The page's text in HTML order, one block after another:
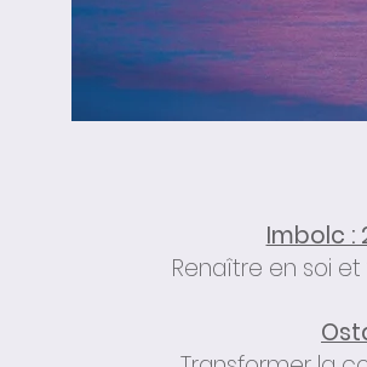
Imbolc :
Renaître en soi